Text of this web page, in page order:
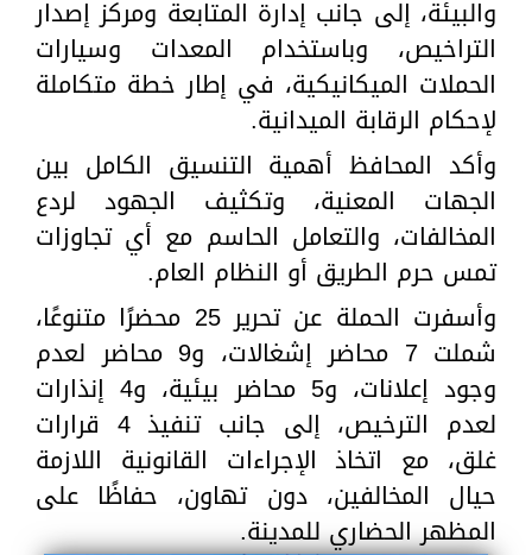
والبيئة، إلى جانب إدارة المتابعة ومركز إصدار
التراخيص، وباستخدام المعدات وسيارات
الحملات الميكانيكية، في إطار خطة متكاملة
لإحكام الرقابة الميدانية.
وأكد المحافظ أهمية التنسيق الكامل بين
الجهات المعنية، وتكثيف الجهود لردع
المخالفات، والتعامل الحاسم مع أي تجاوزات
تمس حرم الطريق أو النظام العام.
وأسفرت الحملة عن تحرير 25 محضرًا متنوعًا،
شملت 7 محاضر إشغالات، و9 محاضر لعدم
وجود إعلانات، و5 محاضر بيئية، و4 إنذارات
لعدم الترخيص، إلى جانب تنفيذ 4 قرارات
غلق، مع اتخاذ الإجراءات القانونية اللازمة
حيال المخالفين، دون تهاون، حفاظًا على
المظهر الحضاري للمدينة.